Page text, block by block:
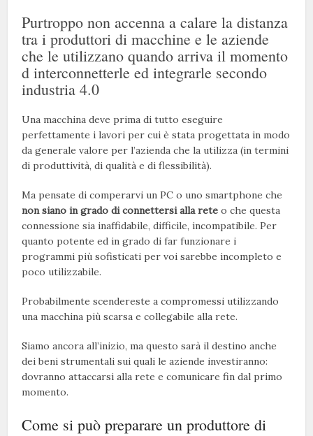
Purtroppo non accenna a calare la distanza
tra i produttori di macchine e le aziende
che le utilizzano quando arriva il momento
d interconnetterle ed integrarle secondo
industria 4.0
Una macchina deve prima di tutto eseguire
perfettamente i lavori per cui è stata progettata in modo
da generale valore per l’azienda che la utilizza (in termini
di produttività, di qualità e di flessibilità).
Ma pensate di comperarvi un PC o uno smartphone che
non siano in grado di connettersi alla rete o che questa
connessione sia inaffidabile, difficile, incompatibile. Per
quanto potente ed in grado di far funzionare i
programmi più sofisticati per voi sarebbe incompleto e
poco utilizzabile.
Probabilmente scendereste a compromessi utilizzando
una macchina più scarsa e collegabile alla rete.
Siamo ancora all’inizio, ma questo sarà il destino anche
dei beni strumentali sui quali le aziende investiranno:
dovranno attaccarsi alla rete e comunicare fin dal primo
momento.
Come si può preparare un produttore di